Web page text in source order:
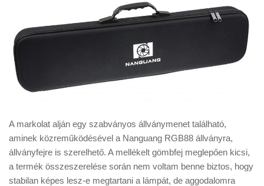
A markolat alján egy szabványos állványmenet található,
aminek közreműködésével a Nanguang RGB88 állványra,
állványfejre is szerelhető. A mellékelt gömbfej meglepően kicsi,
a termék összeszerelése során nem voltam benne biztos, hogy
stabilan képes lesz-e megtartani a lámpát, de aggodalomra